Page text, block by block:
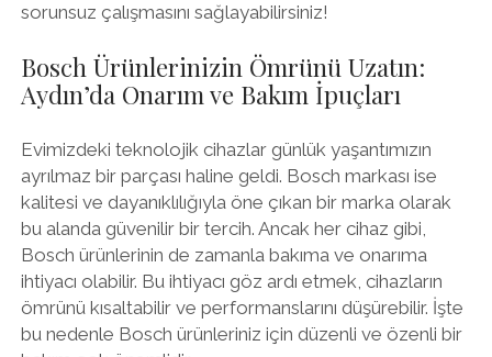
sorunsuz çalışmasını sağlayabilirsiniz!
Bosch Ürünlerinizin Ömrünü Uzatın:
Aydın’da Onarım ve Bakım İpuçları
Evimizdeki teknolojik cihazlar günlük yaşantımızın
ayrılmaz bir parçası haline geldi. Bosch markası ise
kalitesi ve dayanıklılığıyla öne çıkan bir marka olarak
bu alanda güvenilir bir tercih. Ancak her cihaz gibi,
Bosch ürünlerinin de zamanla bakıma ve onarıma
ihtiyacı olabilir. Bu ihtiyacı göz ardı etmek, cihazların
ömrünü kısaltabilir ve performanslarını düşürebilir. İşte
bu nedenle Bosch ürünleriniz için düzenli ve özenli bir